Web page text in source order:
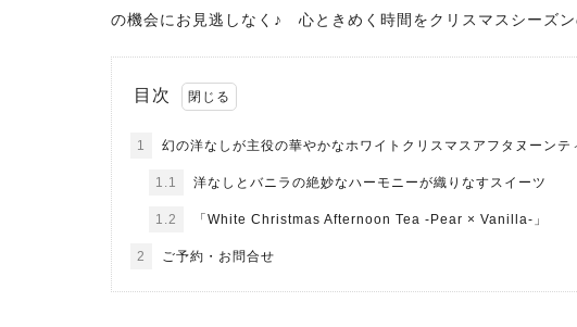
の機会にお見逃しなく♪ 心ときめく時間をクリスマスシーズン
目次
1 幻の洋なしが主役の華やかなホワイトクリスマスアフタヌーンテ
1.1 洋なしとバニラの絶妙なハーモニーが織りなすスイーツ
1.2 「White Christmas Afternoon Tea -Pear × Vanilla-」
2 ご予約・お問合せ